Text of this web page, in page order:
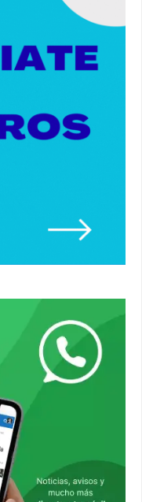
para el CEIP San
#premios #colegio
#ferias
otro en el recinto
#ferias